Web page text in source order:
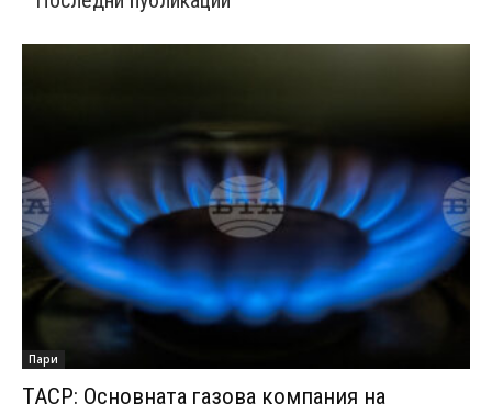
Пари
ТАСР: Основната газова компания на